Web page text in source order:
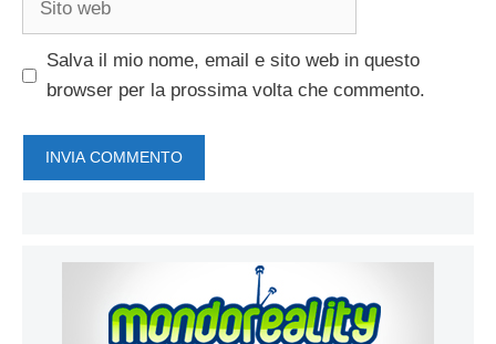
Salva il mio nome, email e sito web in questo
browser per la prossima volta che commento.